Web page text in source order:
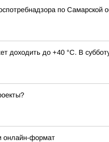
по
до +40 °C. В
онлайн-формат